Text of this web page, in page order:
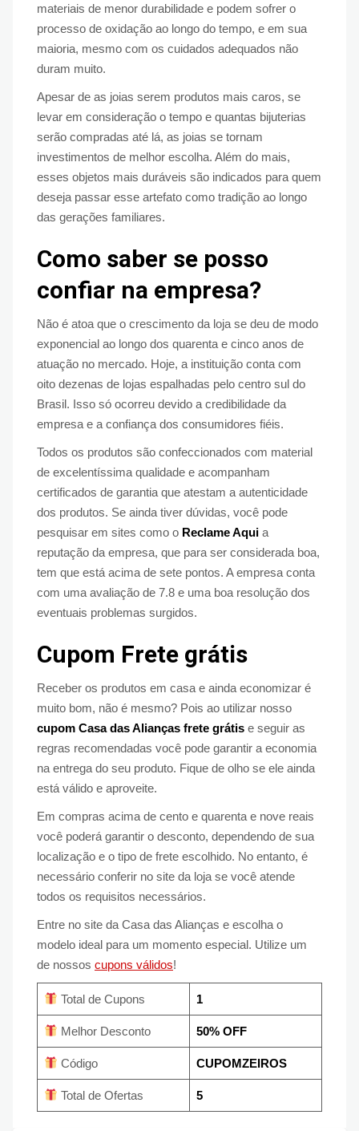
materiais de menor durabilidade e podem sofrer o
processo de oxidação ao longo do tempo, e em sua
maioria, mesmo com os cuidados adequados não
duram muito.
Apesar de as joias serem produtos mais caros, se
levar em consideração o tempo e quantas bijuterias
serão compradas até lá, as joias se tornam
investimentos de melhor escolha. Além do mais,
esses objetos mais duráveis são indicados para quem
deseja passar esse artefato como tradição ao longo
das gerações familiares.
Como saber se posso
confiar na empresa?
Não é atoa que o crescimento da loja se deu de modo
exponencial ao longo dos quarenta e cinco anos de
atuação no mercado. Hoje, a instituição conta com
oito dezenas de lojas espalhadas pelo centro sul do
Brasil. Isso só ocorreu devido a credibilidade da
empresa e a confiança dos consumidores fiéis.
Todos os produtos são confeccionados com material
de excelentíssima qualidade e acompanham
certificados de garantia que atestam a autenticidade
dos produtos. Se ainda tiver dúvidas, você pode
pesquisar em sites como o Reclame Aqui a
reputação da empresa, que para ser considerada boa,
tem que está acima de sete pontos. A empresa conta
com uma avaliação de 7.8 e uma boa resolução dos
eventuais problemas surgidos.
Cupom Frete grátis
Receber os produtos em casa e ainda economizar é
muito bom, não é mesmo? Pois ao utilizar nosso
cupom Casa das Alianças frete grátis e seguir as
regras recomendadas você pode garantir a economia
na entrega do seu produto. Fique de olho se ele ainda
está válido e aproveite.
Em compras acima de cento e quarenta e nove reais
você poderá garantir o desconto, dependendo de sua
localização e o tipo de frete escolhido. No entanto, é
necessário conferir no site da loja se você atende
todos os requisitos necessários.
Entre no site da Casa das Alianças e escolha o
modelo ideal para um momento especial. Utilize um
de nossos cupons válidos!
Total de Cupons 1
Melhor Desconto 50% OFF
Código CUPOMZEIROS
Total de Ofertas 5